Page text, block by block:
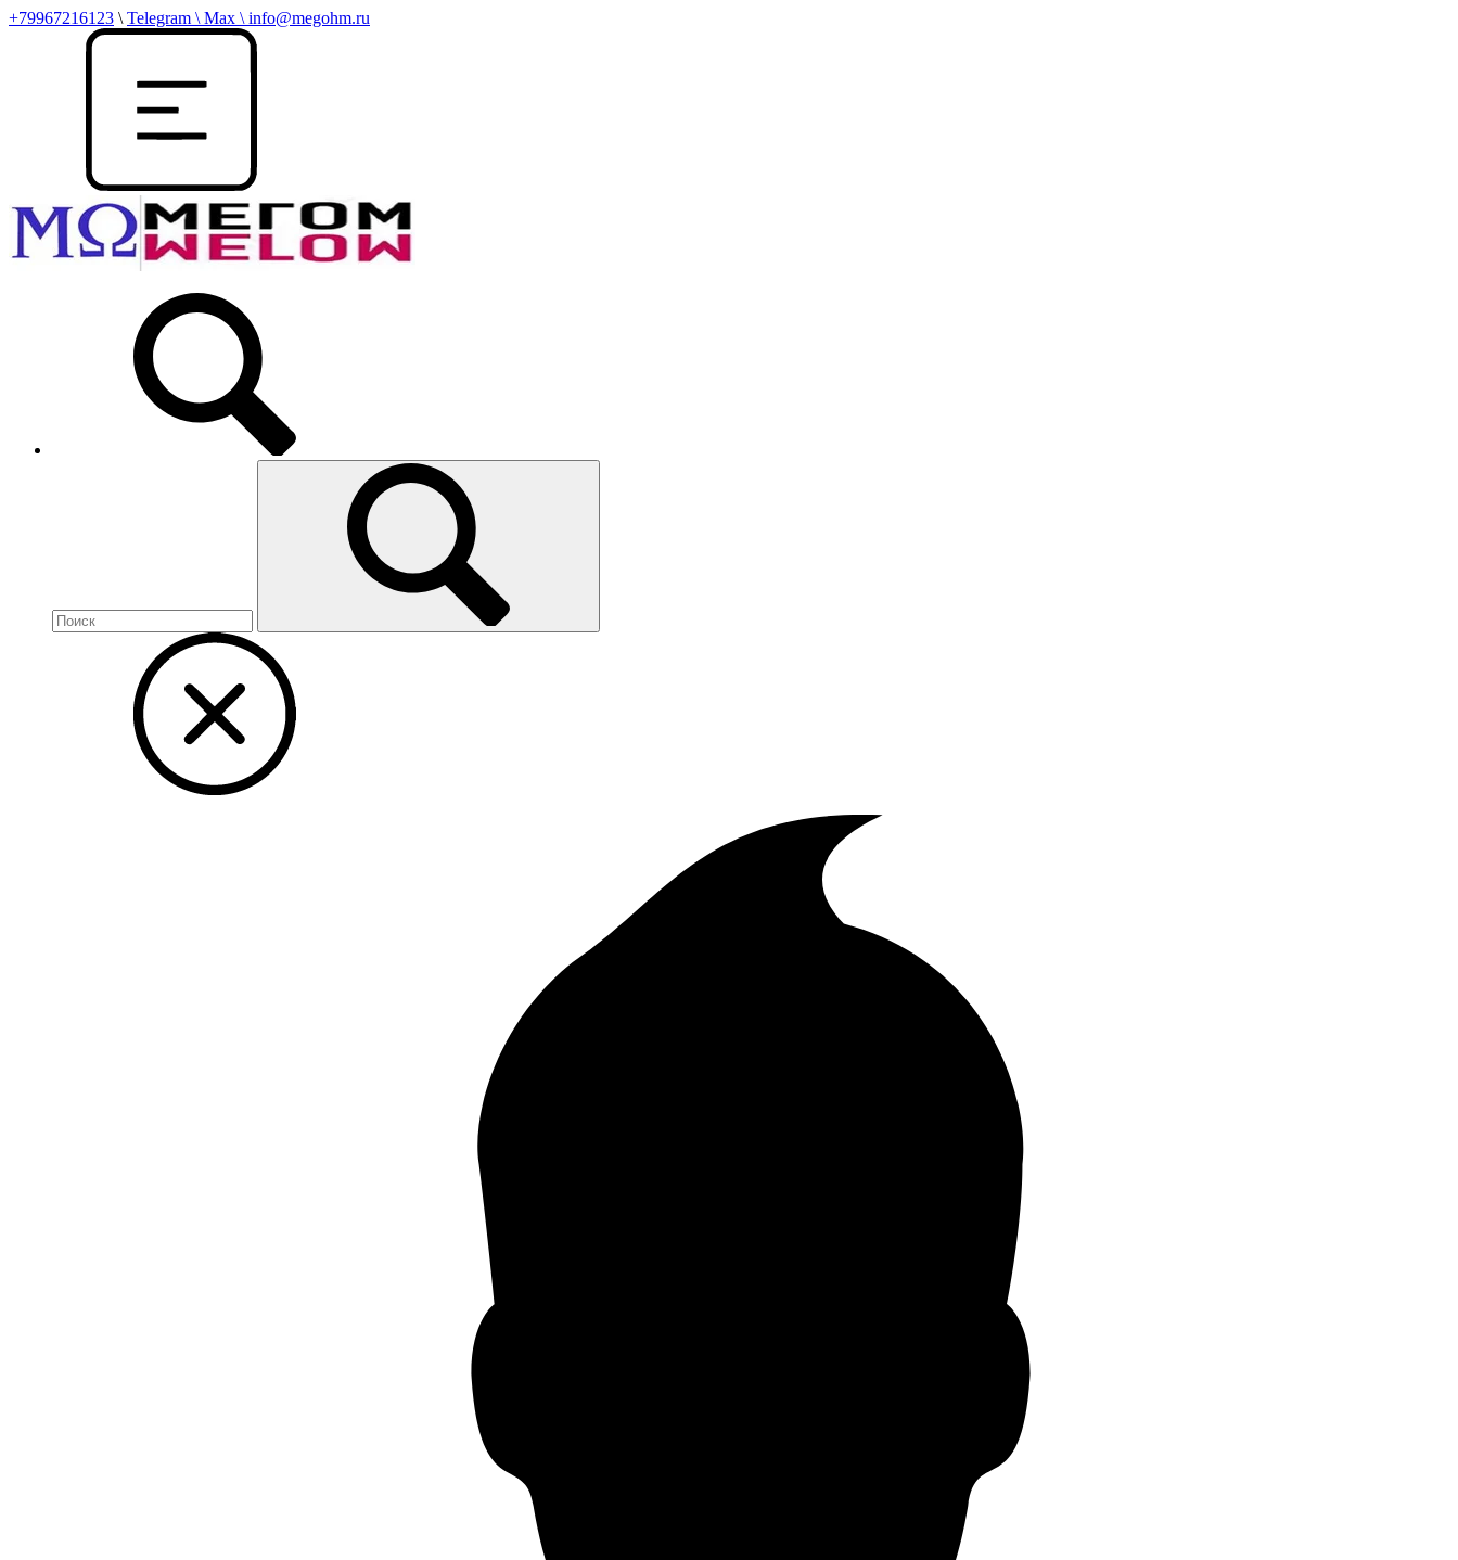
+79967216123 \ Telegram \ Max \ info@megohm.ru